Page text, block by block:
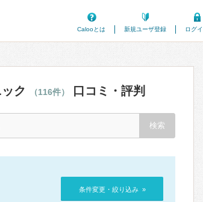
Calooとは
新規ユーザ登録 ログ
ク （116件） 口コミ・評判
条件変更・絞り込み »